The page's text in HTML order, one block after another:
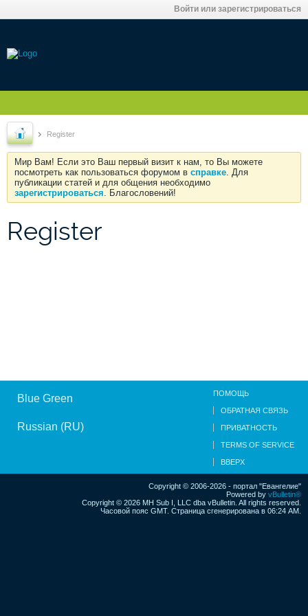
Войти или зарегистрироваться
Register
Мир Вам! Если это Ваш первый визит к нам, то Вы можете
посмотреть как пользоваться форумом в справке. Для
публикации статей и для общения необходимо
зарегистрироваться. Благословений!
Register
Blue Green
Russian (RU)
ПОМОЩЬ
ОБРАТНАЯ СВЯЗЬ
ПРИВАТНОСТЬ
TERMS OF SERVICE
ВВЕРХ
Copyright © 2006-2026 - портал "Евангелие"
Powered by vBulletin®
Copyright © 2026 MH Sub I, LLC dba vBulletin. All rights reserved.
Часовой пояс GMT. Страница сгенерирована в 06:24 AM.